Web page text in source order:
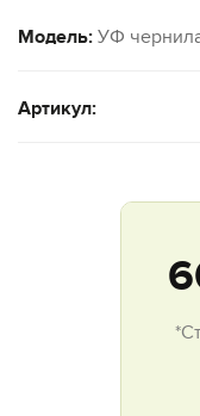
Модель: УФ
Артикул: